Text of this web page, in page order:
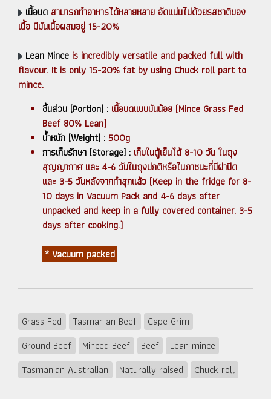
เนื้อบดสามารถทำอาหารได้หลายหลาย อัดแน่นไปด้วยรสชาติของ
เนื้อ มีมันเนื้อผสมอยู่ 15-20%
Lean Minceis incredibly versatile and packed full with
flavour. It is only 15-20% fat by using Chuck roll part to
mince.
ชิ้นส่วน [Portion] : เนื้อบดแบบมันน้อย (Mince Grass Fed
Beef 80% Lean)
น้ำหนัก [Weight] : 500g
การเก็บรักษา [Storage] : เก็บในตู้เย็นได้ 8-10 วัน ในถุง
สุญญากาศ และ 4-6 วันในถุงปกติหรือในภาชนะที่มีฝาปิด
และ 3-5 วันหลังจากทำสุกแล้ว (Keep in the fridge for 8-
10 days in Vacuum Pack and 4-6 days after
unpacked and keep in a fully covered container. 3-5
days after cooking.)
* Vacuum packed
Grass Fed Tasmanian Beef
Cape Grim
Ground Beef
Minced Beef Beef
Lean mince
Tasmanian Australian
Naturally raised Chuck roll